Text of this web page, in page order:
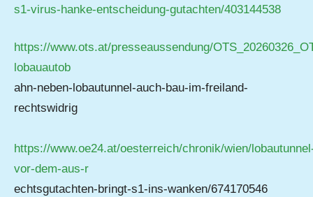
s1-virus-hanke-entscheidung-gutachten/403144538
https://www.ots.at/presseaussendung/
lobauautob
ahn-neben-lobautunnel-auch-bau-im-freiland-
rechtswidrig
https://www.oe24.at/oesterreich/chronik/wien/
vor-dem-aus-r
echtsgutachten-bringt-s1-ins-wanken/674170546